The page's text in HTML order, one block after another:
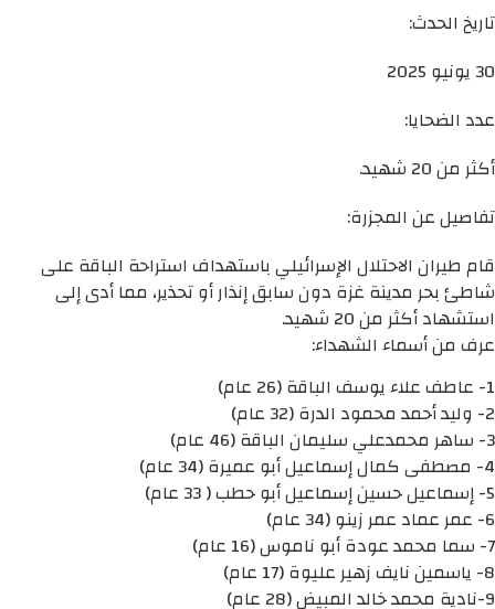
تاريخ الحدث:
30 يونيو 2025
عدد الضحايا:
أكثر من 20 شهيد.
تفاصيل عن المجزرة:
قام طيران الاحتلال الإسرائيلي باستهداف استراحة الباقة على
شاطئ بحر مدينة غزة دون سابق إنذار أو تحذير، مما أدى إلى
استشهاد أكثر من 20 شهيد.
عرف من أسماء الشهداء:
1- عاطف علاء يوسف الباقة (26 عام)
2- وليد أحمد محمود الدرة (32 عام)
3- ساهر محمدعلي سليمان الباقة (46 عام)
4- مصطفى كمال إسماعيل أبو عميرة (34 عام)
5- إسماعيل حسين إسماعيل أبو حطب ( 33 عام)
6- عمر عماد عمر زينو (34 عام)
7- سما محمد عودة أبو ناموس (16 عام)
8- ياسمين نايف زهير عليوة (17 عام)
9-نادية محمد خالد المبيض (28 عام)